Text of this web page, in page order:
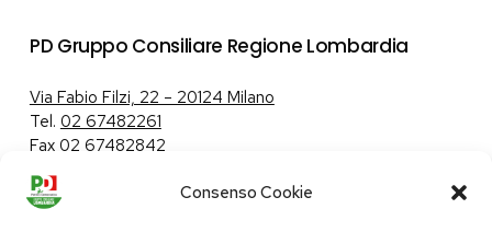
Consenso Cookie
PD Gruppo Consiliare Regione Lombardia
Via Fabio Filzi, 22 – 20124 Milano
Tel. 02 67482261
Fax 02 67482842
Tutela dei dati personali|Politica sui cookie